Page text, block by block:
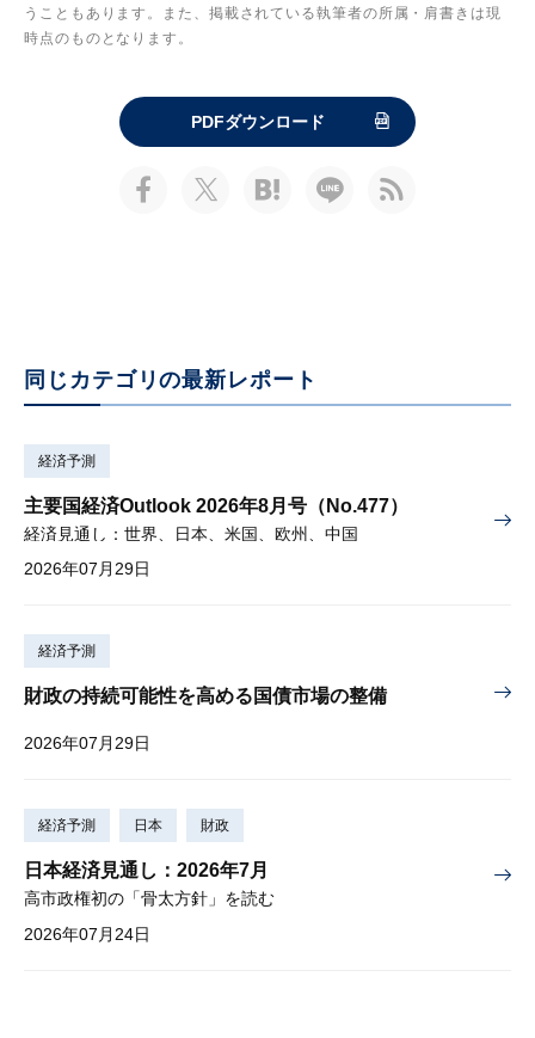
うこともあります。また、掲載されている執筆者の所属・肩書きは現
時点のものとなります。
PDFダウンロード
同じカテゴリの最新レポート
経済予測
主要国経済Outlook 2026年8月号（No.477）
経済見通し：世界、日本、米国、欧州、中国
2026年07月29日
経済予測
財政の持続可能性を高める国債市場の整備
2026年07月29日
経済予測 日本 財政
日本経済見通し：2026年7月
高市政権初の「骨太方針」を読む
2026年07月24日